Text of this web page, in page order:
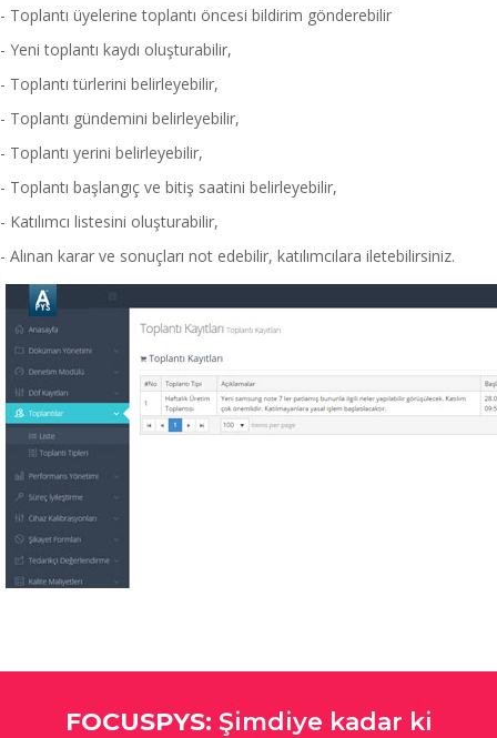
- Toplantı üyelerine toplantı öncesi bildirim gönderebilir
- Yeni toplantı kaydı oluşturabilir,
- Toplantı türlerini belirleyebilir,
- Toplantı gündemini belirleyebilir,
- Toplantı yerini belirleyebilir,
- Toplantı başlangıç ve bitiş saatini belirleyebilir,
- Katılımcı listesini oluşturabilir,
- Alınan karar ve sonuçları not edebilir, katılımcılara iletebilirsiniz.
FOCUSPYS: Şimdiye kadar ki